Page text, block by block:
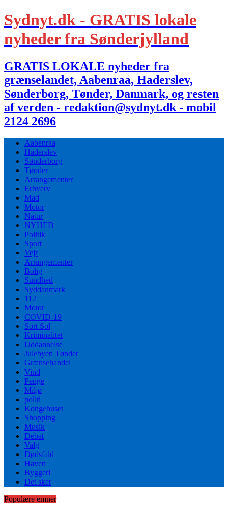
Sydnyt.dk - GRATIS lokale
nyheder fra Sønderjylland
GRATIS LOKALE nyheder fra
grænselandet, Aabenraa, Haderslev,
Sønderborg, Tønder, Danmark, og resten
af verden - redaktion@sydnyt.dk - mobil
2124 2696
Aabenraa
Haderslev
Sønderborg
Tønder
Arrangementer
Erhverv
Mad
Motor
Natur
NYHED
Politik
Sport
Vejr
Arrangementer
Bolig
Sundhed
Syddanmark
112
Motor
COVID-19
Sort Sol
Kriminalitet
Uddannelse
Julebyen Tønder
Grænsehandel
Vind
Penge
Miljø
politi
Kongehuset
Shopping
Musik
Debat
Valg
Dødsfald
Haven
Byggeri
Det sker
Populære emner